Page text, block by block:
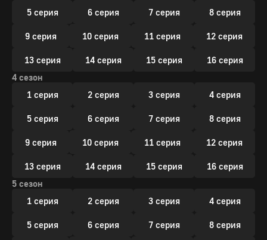
5 серия 6 серия 7 серия 8 серия
9 серия 10 серия 11 серия 12 серия
13 серия 14 серия 15 серия
16 серия
4 сезон
1 серия
2 серия 3 серия 4 серия
5 серия 6 серия 7 серия 8 серия
9 серия 10 серия 11 серия 12 серия
13 серия 14 серия 15 серия
16 серия
5 сезон
1 серия
2 серия 3 серия 4 серия
5 серия 6 серия 7 серия 8 серия